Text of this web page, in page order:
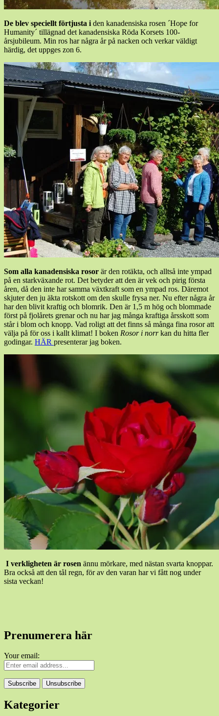
De blev speciellt förtjusta i den kanadensiska rosen ´Hope for
Humanity´ tillägnad det kanadensiska Röda Korsets 100-
årsjubileum. Min ros har några år på nacken och verkar väldigt
härdig, det uppges zon 6.
Som alla kanadensiska rosor är den rotäkta, och alltså inte ympad
på en starkväxande rot. Det betyder att den är vek och pirig första
åren, då den inte har samma växtkraft som en ympad ros. Däremot
skjuter den ju äkta rotskott om den skulle frysa ner. Nu efter några år
har den blivit kraftig och blomrik. Den är 1,5 m hög och blommade
först på fjolårets grenar och nu har jag många kraftiga årsskott som
står i blom och knopp. Vad roligt att det finns så många fina rosor att
välja på för oss i kallt klimat! I boken Rosor i norrkan du hitta fler
godingar. HÄR presenterar jag boken.
I verkligheten är rosen ännu mörkare, med nästan svarta knoppar.
Bra också att den tål regn, för av den varan har vi fått nog under
sista veckan!
Prenumerera här
Your email:
Kategorier